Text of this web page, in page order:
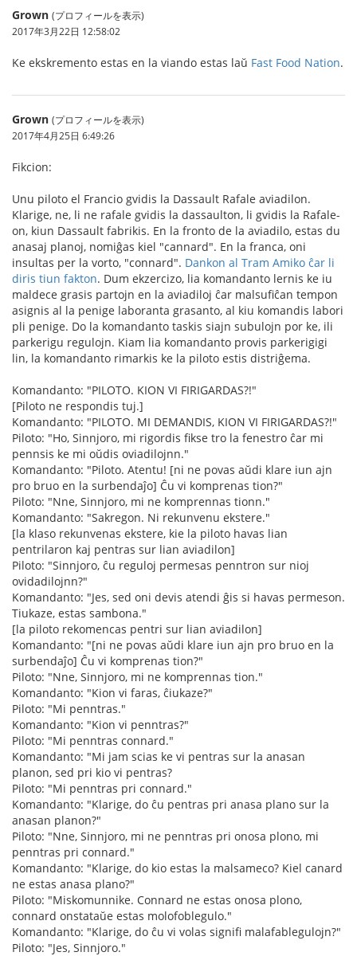
Grown (プロフィールを表示)
2017年3月22日 12:58:02
Ke ekskremento estas en la viando estas laŭ Fast Food Nation.
Grown (プロフィールを表示)
2017年4月25日 6:49:26
Fikcion:
Unu piloto el Francio gvidis la Dassault Rafale aviadilon.
Klarige, ne, li ne rafale gvidis la dassaulton, li gvidis la Rafale-
on, kiun Dassault fabrikis. En la fronto de la aviadilo, estas du
anasaj planoj, nomiĝas kiel "cannard". En la franca, oni
insultas per la vorto, "connard". Dankon al Tram Amiko ĉar li
diris tiun fakton. Dum ekzercizo, lia komandanto lernis ke iu
maldece grasis partojn en la aviadiloj ĉar malsufiĉan tempon
asignis al la penige laboranta grasanto, al kiu komandis labori
pli penige. Do la komandanto taskis siajn subulojn por ke, ili
parkerigu regulojn. Kiam lia komandanto provis parkerigigi
lin, la komandanto rimarkis ke la piloto estis distriĝema.
Komandanto: "PILOTO. KION VI FIRIGARDAS?!"
[Piloto ne respondis tuj.]
Komandanto: "PILOTO. MI DEMANDIS, KION VI FIRIGARDAS?!"
Piloto: "Ho, Sinnjoro, mi rigordis fikse tro la fenestro ĉar mi
pennsis ke mi oŭdis oviadilojnn."
Komandanto: "Piloto. Atentu! [ni ne povas aŭdi klare iun ajn
pro bruo en la surbendaĵo] Ĉu vi komprenas tion?"
Piloto: "Nne, Sinnjoro, mi ne komprennas tionn."
Komandanto: "Sakregon. Ni rekunvenu ekstere."
[la klaso rekunvenas ekstere, kie la piloto havas lian
pentrilaron kaj pentras sur lian aviadilon]
Piloto: "Sinnjoro, ĉu reguloj permesas penntron sur nioj
ovidadilojnn?"
Komandanto: "Jes, sed oni devis atendi ĝis si havas permeson.
Tiukaze, estas sambona."
[la piloto rekomencas pentri sur lian aviadilon]
Komandanto: "[ni ne povas aŭdi klare iun ajn pro bruo en la
surbendaĵo] Ĉu vi komprenas tion?"
Piloto: "Nne, Sinnjoro, mi ne komprennas tion."
Komandanto: "Kion vi faras, ĉiukaze?"
Piloto: "Mi penntras."
Komandanto: "Kion vi penntras?"
Piloto: "Mi penntras connard."
Komandanto: "Mi jam scias ke vi pentras sur la anasan
planon, sed pri kio vi pentras?
Piloto: "Mi penntras pri connard."
Komandanto: "Klarige, do ĉu pentras pri anasa plano sur la
anasan planon?"
Piloto: "Nne, Sinnjoro, mi ne penntras pri onosa plono, mi
penntras pri connard."
Komandanto: "Klarige, do kio estas la malsameco? Kiel canard
ne estas anasa plano?"
Piloto: "Miskomunnike. Connard ne estas onosa plono,
connard onstataŭe estas molofoblegulo."
Komandanto: "Klarige, do ĉu vi volas signifi malafablegulojn?"
Piloto: "Jes, Sinnjoro."